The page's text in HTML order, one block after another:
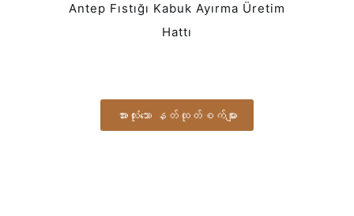
Antep Fıstığı Kabuk Ayırma Üretim
Hattı
အားလုံးသော နတ်ထုတ်စက်များ